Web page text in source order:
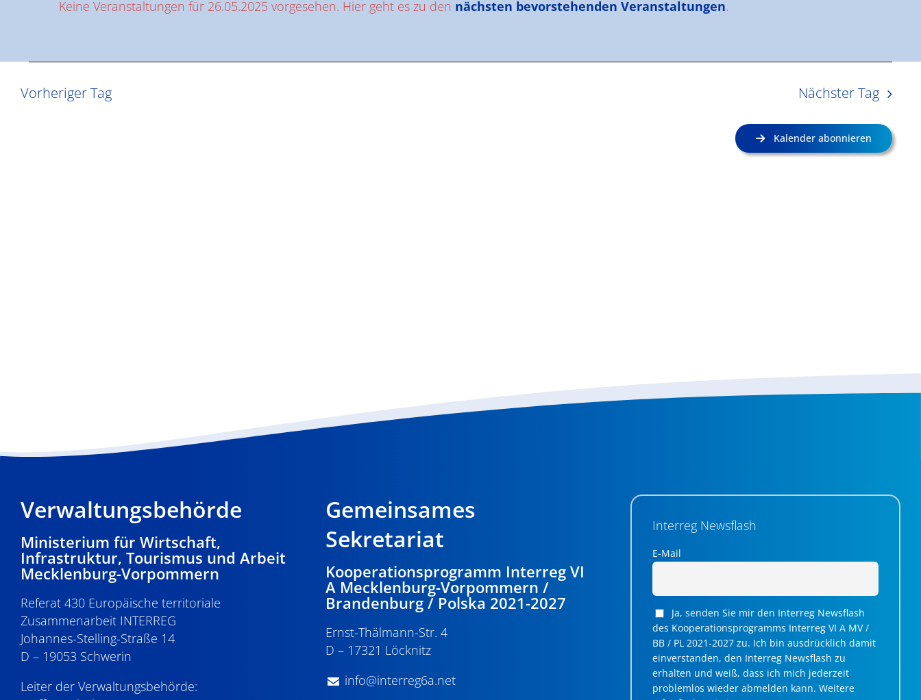
Hinweis
Keine Veranstaltungen für 26.05.2025 vorgesehen. Hier geht es zu den nächsten bevorstehenden Veranstaltungen.
und
Navigation
nach
wählen.
Vorheriger Tag Nächster Tag
Kalender abonnieren
Verwaltungsbehörde
Ministerium für Wirtschaft,
Infrastruktur, Tourismus und Arbeit
Mecklenburg-Vorpommern
Referat 430 Europäische territoriale
Zusammenarbeit INTERREG
Johannes-Stelling-Straße 14
D – 19053 Schwerin
Leiter der Verwaltungsbehörde:
Gemeinsames
Sekretariat
Kooperationsprogramm Interreg VI
A Mecklenburg-Vorpommern /
Brandenburg / Polska 2021-2027
Ernst-Thälmann-Str. 4
D – 17321 Löcknitz
info@interreg6a.net
Interreg Newsflash
E-Mail
Ja, senden Sie mir den Interreg Newsflash
des Kooperationsprogramms Interreg VI A MV /
BB / PL 2021-2027 zu. Ich bin ausdrücklich damit
einverstanden, den Interreg Newsflash zu
erhalten und weiß, dass ich mich jederzeit
problemlos wieder abmelden kann. Weitere